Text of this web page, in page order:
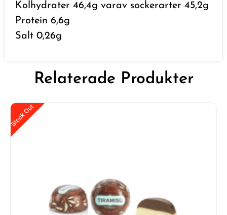
Kolhydrater 46,4g varav sockerarter 45,2g
Protein 6,6g
Salt 0,26g
Relaterade Produkter
Stock Out